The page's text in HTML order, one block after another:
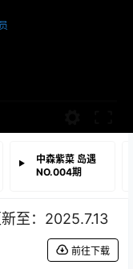
中森紫菜 岛遇
NO.004期
至：2025.7.13
前往下载